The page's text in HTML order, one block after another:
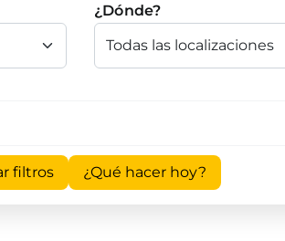
¿Dónde?
filtros ¿Qué hacer hoy?